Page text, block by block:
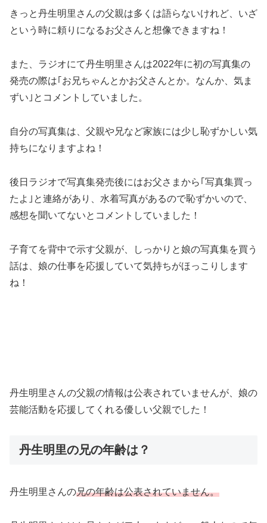
きっと丹生明里さんの父親は多くは語らないけれど、いざ
という時に頼りになるお父さんと想像できますね！
また、ラジオにて丹生明里さんは2022年に初の写真集の
発売の際は｢お兄ちゃんとかお父さんとか。なんか、気ま
ずい｣とコメントしていました。
自分の写真集は、父親や兄など家族には少し恥ずかしい気
持ちになりますよね！
後日ラジオで写真集発売後にはお父さまから｢写真集買っ
たよ｣と連絡があり、水着写真があるので恥ずかいので、
感想を聞いてないとコメントしていました！
子育てを背中で示す父親が、しっかりと娘の写真集を買う
話は、娘の仕事を応援していて気持ちがほっこりします
ね！
丹生明里さんの父親の情報は公表されていませんが、娘の
芸能活動を応援してくれる優しい父親でした！
丹生明里の兄の年齢は？
丹生明里さんの兄の年齢は公表されていません。